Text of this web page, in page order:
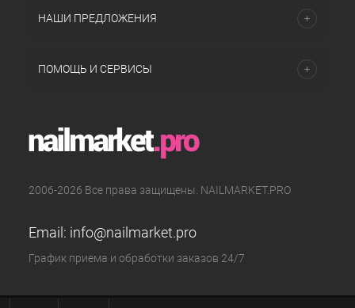
НАШИ ПРЕДЛОЖЕНИЯ
ПОМОЩЬ И СЕРВИСЫ
2006-2026 Все права защищены. NAILMARKET.PRO
Email: info@nailmarket.pro
График приема и обработки заказов 24/7